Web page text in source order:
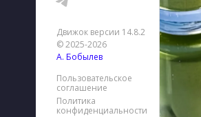
Движок версии 14.8.2
© 2025-2026
А. Бобылев
Пользовательское
соглашение
Политика
конфиденциальности